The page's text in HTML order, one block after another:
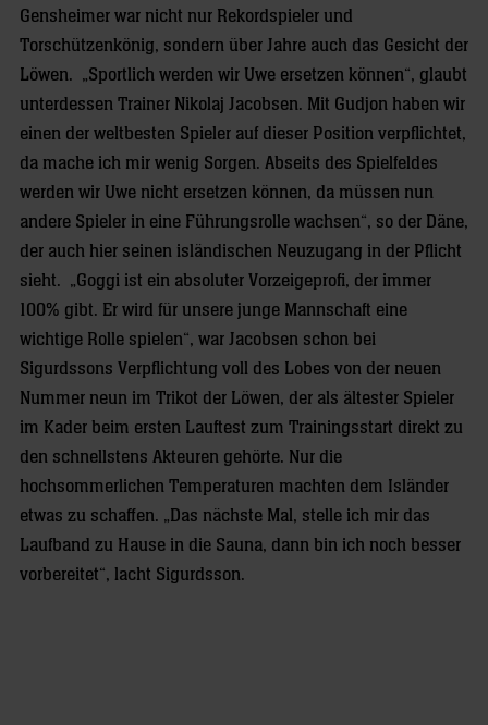
Gensheimer war nicht nur Rekordspieler und
Torschützenkönig, sondern über Jahre auch das Gesicht der
Löwen. „Sportlich werden wir Uwe ersetzen können“, glaubt
unterdessen Trainer Nikolaj Jacobsen. Mit Gudjon haben wir
einen der weltbesten Spieler auf dieser Position verpflichtet,
da mache ich mir wenig Sorgen. Abseits des Spielfeldes
werden wir Uwe nicht ersetzen können, da müssen nun
andere Spieler in eine Führungsrolle wachsen“, so der Däne,
der auch hier seinen isländischen Neuzugang in der Pflicht
sieht. „Goggi ist ein absoluter Vorzeigeprofi, der immer
100% gibt. Er wird für unsere junge Mannschaft eine
wichtige Rolle spielen“, war Jacobsen schon bei
Sigurdssons Verpflichtung voll des Lobes von der neuen
Nummer neun im Trikot der Löwen, der als ältester Spieler
im Kader beim ersten Lauftest zum Trainingsstart direkt zu
den schnellstens Akteuren gehörte. Nur die
hochsommerlichen Temperaturen machten dem Isländer
etwas zu schaffen. „Das nächste Mal, stelle ich mir das
Laufband zu Hause in die Sauna, dann bin ich noch besser
vorbereitet“, lacht Sigurdsson.